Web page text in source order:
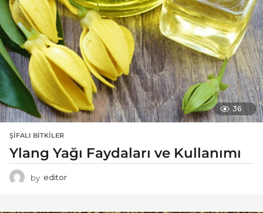
36
ŞIFALI BITKILER
Ylang Yağı Faydaları ve Kullanımı
by editor